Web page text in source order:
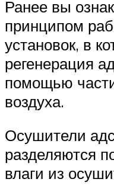
Ранее вы
принципом
установок, в
регенерация
помощью
воздуха.
Осушители
разделяются
влаги из